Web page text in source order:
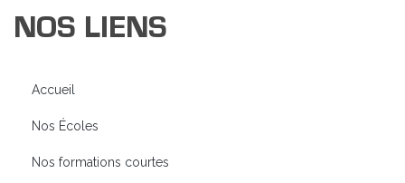
NOS LIENS
Accueil
Nos Écoles
Nos formations courtes